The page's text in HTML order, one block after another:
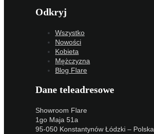
Odkryj
Wszystko
Nowości
Kobieta
Mężczyzna
Blog Flare
Dane teleadresowe
Showroom Flare
1go Maja 51a
95-050 Konstantynów Łódzki – Polska